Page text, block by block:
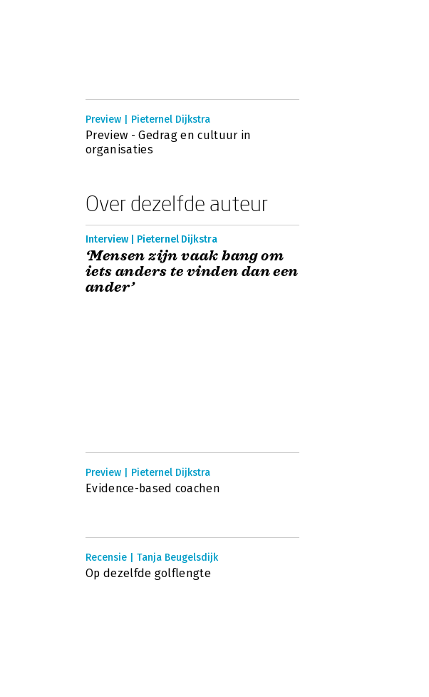
Preview | Pieternel Dijkstra
Preview - Gedrag en cultuur in
organisaties
Over dezelfde auteur
Interview | Pieternel Dijkstra
‘Mensen zijn vaak bang om
iets anders te vinden dan een
ander’
Preview | Pieternel Dijkstra
Evidence-based coachen
Recensie | Tanja Beugelsdijk
Op dezelfde golflengte